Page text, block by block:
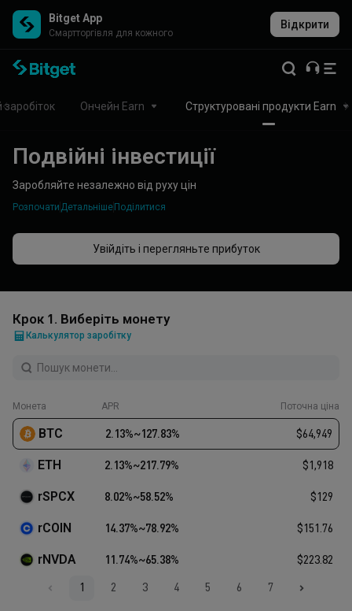
Bitget App
Cмартторгівля для кожного
Відкрити
Ончейн Earn Структуровані продукти Earn
Подвійні інвестиції
Заробляйте незалежно від руху цін
Розпочати Детальніше Поділитися
Увійдіть і перегляньте прибуток
Крок 1. Виберіть монету
Калькулятор заробітку
Монета APR Поточна ціна
BTC 2.13%~127.83% $64,949
ETH 2.13%~217.79% $1,918
rSPCX 8.02%~58.52% $129
rCOIN 14.37%~78.92% $151.76
rNVDA 11.74%~65.38% $223.82
1 2 3 4 5 6 7